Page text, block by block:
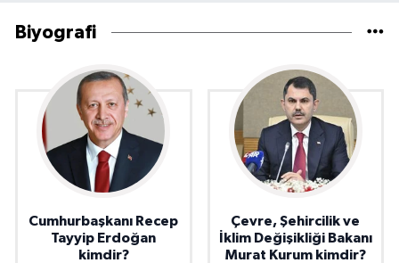
Biyografi
Cumhurbaşkanı Recep
Tayyip Erdoğan
kimdir?
Çevre, Şehircilik ve
İklim Değişikliği Bakanı
Murat Kurum kimdir?